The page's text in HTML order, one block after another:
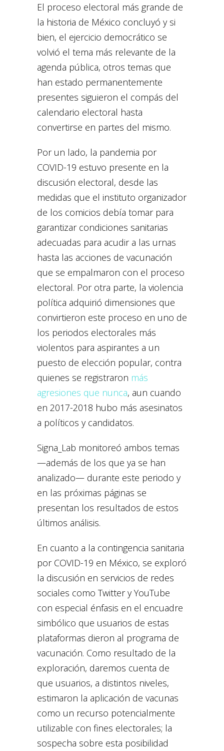
El proceso electoral más grande de
la historia de México concluyó y si
bien, el ejercicio democrático se
volvió el tema más relevante de la
agenda pública, otros temas que
han estado permanentemente
presentes siguieron el compás del
calendario electoral hasta
convertirse en partes del mismo.
Por un lado, la pandemia por
COVID-19 estuvo presente en la
discusión electoral, desde las
medidas que el instituto organizador
de los comicios debía tomar para
garantizar condiciones sanitarias
adecuadas para acudir a las urnas
hasta las acciones de vacunación
que se empalmaron con el proceso
electoral. Por otra parte, la violencia
política adquirió dimensiones que
convirtieron este proceso en uno de
los periodos electorales más
violentos para aspirantes a un
puesto de elección popular, contra
quienes se registraron más
agresiones que nunca, aun cuando
en 2017-2018 hubo más asesinatos
a políticos y candidatos.
Signa_Lab monitoreó ambos temas
—además de los que ya se han
analizado— durante este periodo y
en las próximas páginas se
presentan los resultados de estos
últimos análisis.
En cuanto a la contingencia sanitaria
por COVID-19 en México, se exploró
la discusión en servicios de redes
sociales como Twitter y YouTube
con especial énfasis en el encuadre
simbólico que usuarios de estas
plataformas dieron al programa de
vacunación. Como resultado de la
exploración, daremos cuenta de
que usuarios, a distintos niveles,
estimaron la aplicación de vacunas
como un recurso potencialmente
utilizable con fines electorales; la
sospecha sobre esta posibilidad